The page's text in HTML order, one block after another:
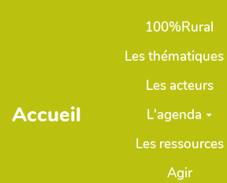
Aller au contenu principal
Accueil
100%Rural
Les thématiques
Les acteurs
L'agenda
Les ressources
Agir